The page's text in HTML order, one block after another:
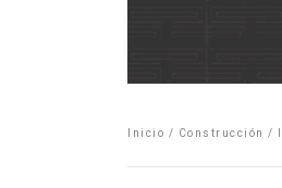
Inicio / Construcción /